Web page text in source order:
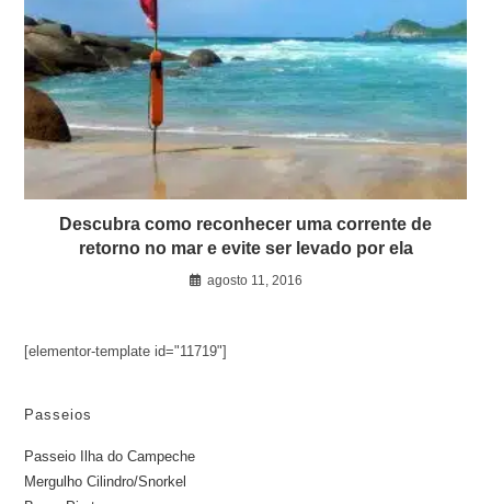
Descubra como reconhecer uma corrente de
retorno no mar e evite ser levado por ela
agosto 11, 2016
[elementor-template id="11719"]
Passeios
Passeio Ilha do Campeche
Mergulho Cilindro/Snorkel